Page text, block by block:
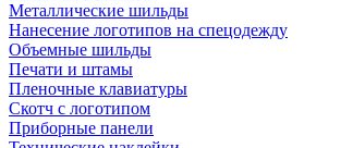
Металлические шильды
Нанесение логотипов на спецодежду
Объемные шильды
Печати и штамы
Пленочные клавиатуры
Скотч с логотипом
Приборные панели